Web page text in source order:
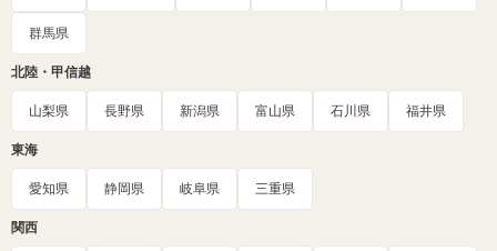
群馬県
北陸・甲信越
山梨県 長野県 新潟県 富山県 石川県 福井県
東海
愛知県 静岡県 岐阜県 三重県
関西